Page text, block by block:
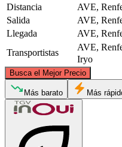
Distancia
AVE,
Salida
AVE,
Llegada
AVE,
Transportistas
AVE,
Iryo
Busca el Mejor Precio
Más barato Más